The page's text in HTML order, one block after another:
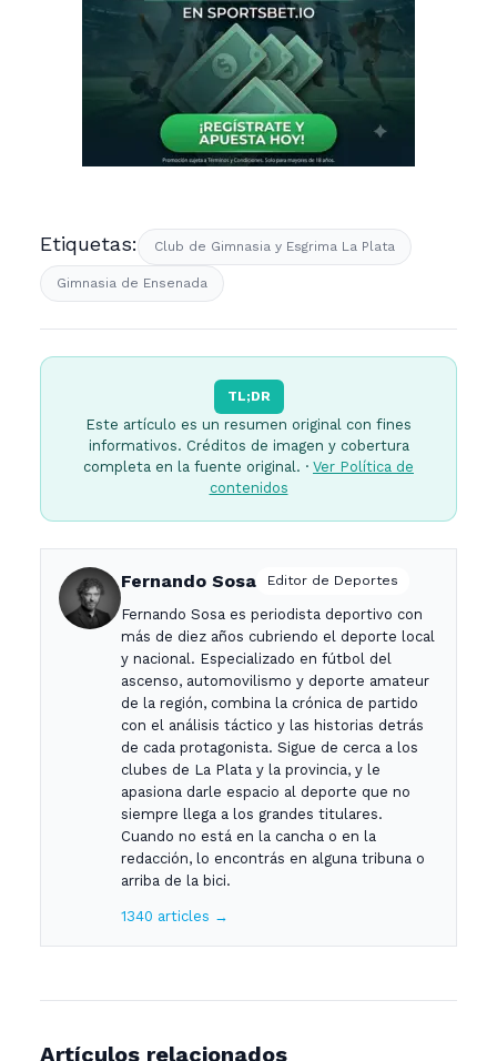
Etiquetas: Club de Gimnasia y Esgrima La Plata
Gimnasia de Ensenada
TL;DR
Este artículo es un resumen original con fines
informativos. Créditos de imagen y cobertura
completa en la fuente original. · Ver Política de
contenidos
Fernando Sosa Editor de Deportes
Fernando Sosa es periodista deportivo con
más de diez años cubriendo el deporte local
y nacional. Especializado en fútbol del
ascenso, automovilismo y deporte amateur
de la región, combina la crónica de partido
con el análisis táctico y las historias detrás
de cada protagonista. Sigue de cerca a los
clubes de La Plata y la provincia, y le
apasiona darle espacio al deporte que no
siempre llega a los grandes titulares.
Cuando no está en la cancha o en la
redacción, lo encontrás en alguna tribuna o
arriba de la bici.
1340 articles →
Artículos relacionados